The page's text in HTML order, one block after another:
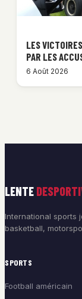
LES
PAR LES
6 Août 2026
LENTE
International sports
basketball,
SPORTS
Football américain